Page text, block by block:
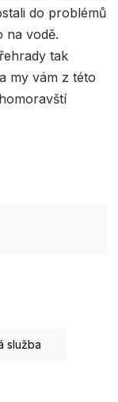
do problémů
na vodě.
tak
my vám z této
služba